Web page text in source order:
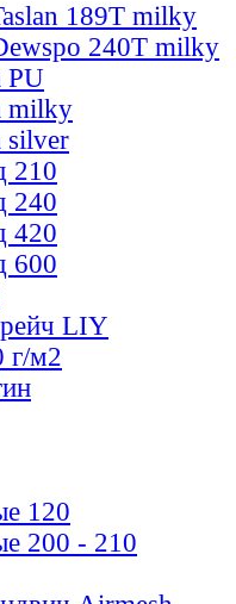
189T milky
240T milky
PU
milky
silver
210
240
420
600
LIY
г/м2
120
200 - 210